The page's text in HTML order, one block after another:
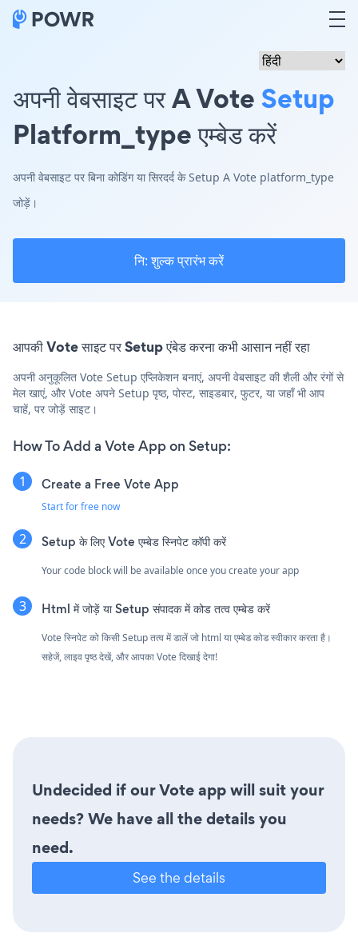
अपनी वेबसाइट पर A VoteSetup
Platform_type एम्बेड करें
अपनी वेबसाइट पर बिना कोडिंग या सिरदर्द के Setup A Vote platform_type
जोड़ें।
नि: शुल्क प्रारंभ करें
आपकी Vote साइट पर Setup एंबेड करना कभी आसान नहीं रहा
अपनी अनुकूलित Vote Setup एप्लिकेशन बनाएं, अपनी वेबसाइट की शैली और रंगों से
मेल खाएं, और Vote अपने Setup पृष्ठ, पोस्ट, साइडबार, फुटर, या जहाँ भी आप
चाहें, पर जोड़ें साइट।
How To Add a Vote App on Setup:
Create a Free Vote App
Start for free now
Setup के लिए Vote एम्बेड स्निपेट कॉपी करें
Your code block will be available once you create your app
Html में जोड़ें या Setup संपादक में कोड तत्व एम्बेड करें
Vote स्निपेट को किसी Setup तत्व में डालें जो html या एम्बेड कोड स्वीकार करता है।
सहेजें, लाइव पृष्ठ देखें, और आपका Vote दिखाई देगा!
Undecided if our Vote app will suit your
needs? We have all the details you
need.
See the details